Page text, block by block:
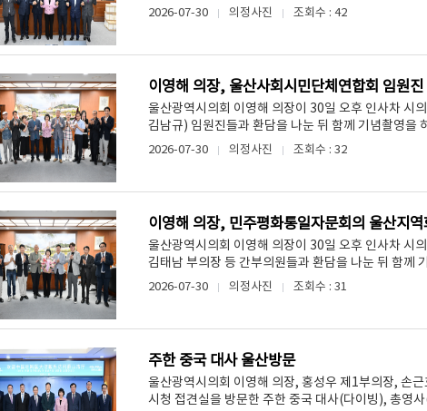
2026-07-30 의정사진 조회수 : 42
이영해 의장, 울산사회시민단체연합회 임원진
울산광역시의회 이영해 의장이 30일 오후 인사차 시
김남규) 임원진들과 환담을 나눈 뒤 함께 기념촬영을
2026-07-30 의정사진 조회수 : 32
이영해 의장, 민주평화통일자문회의 울산지
울산광역시의회 이영해 의장이 30일 오후 인사차 시
김태남 부의장 등 간부의원들과 환담을 나눈 뒤 함께
2026-07-30 의정사진 조회수 : 31
주한 중국 대사 울산방문
울산광역시의회 이영해 의장, 홍성우 제1부의장, 손
시청 접견실을 방문한 주한 중국 대사(다이빙), 총영